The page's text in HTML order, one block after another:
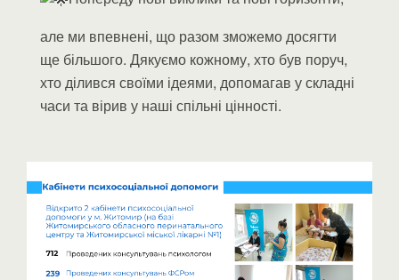
але ми впевнені, що разом зможемо досягти
ще більшого. Дякуємо кожному, хто був поруч,
хто ділився своїми ідеями, допомагав у складні
часи та вірив у наші спільні цінності.